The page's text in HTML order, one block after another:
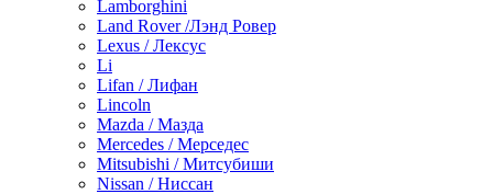
Lamborghini
Land Rover /Лэнд Ровер
Lexus / Лексус
Li
Lifan / Лифан
Lincoln
Mazda / Мазда
Mercedes / Мерседес
Mitsubishi / Митсубиши
Nissan / Ниссан